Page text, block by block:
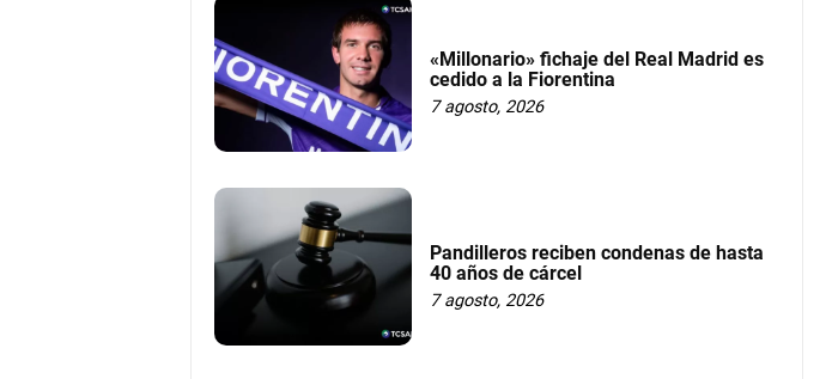
«Millonario» fichaje del Real Madrid es
cedido a la Fiorentina
7 agosto, 2026
Pandilleros reciben condenas de hasta
40 años de cárcel
7 agosto, 2026